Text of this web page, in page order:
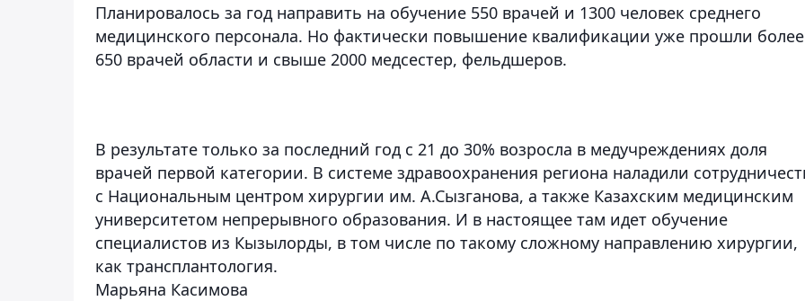
Планировалось за год направить на обучение 550 врачей и 1300 человек среднего
медицинского персонала. Но фактически повышение квалификации уже прошли более
650 врачей области и свыше 2000 медсестер, фельдшеров.
В результате только за последний год с 21 до 30% возросла в медучреждениях доля
врачей первой категории. В системе здравоохранения региона наладили
с Национальным центром хирургии им. А.Сызганова, а также Казахским медицинским
университетом непрерывного образования. И в настоящее там идет обучение
специалистов из Кызылорды, в том числе по такому сложному направлению хирургии,
как трансплантология.
Марьяна Касимова